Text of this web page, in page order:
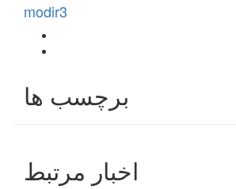
modir3
برچسب ها
اخبار مرتبط